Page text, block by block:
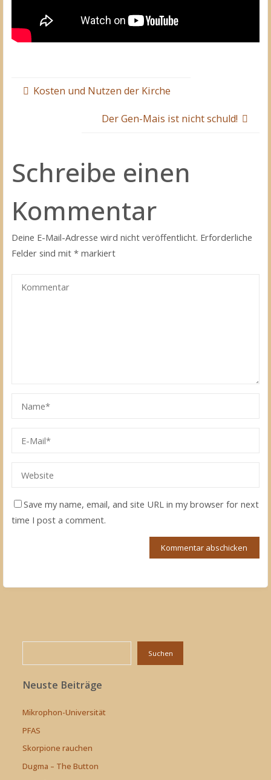
Kosten und Nutzen der Kirche
Der Gen-Mais ist nicht schuld!
Schreibe einen
Kommentar
Deine E-Mail-Adresse wird nicht veröffentlicht. Erforderliche
Felder sind mit* markiert
Save my name, email, and site URL in my browser for next
time I post a comment.
Suchen
Neuste Beiträge
Mikrophon-Universität
PFAS
Skorpione rauchen
Dugma – The Button